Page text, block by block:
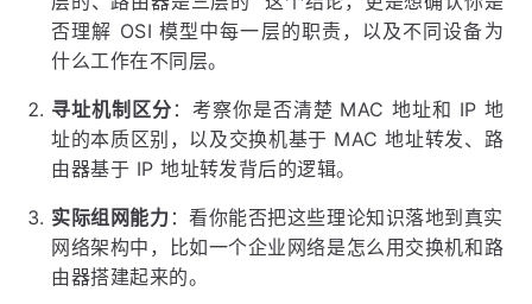
否理解 OSI 模型中每一层的职责，以及不同设备为
什么工作在不同层。
寻址机制区分 ：考察你是否清楚 MAC 地址和 IP 地
址的本质区别，以及交换机基于 MAC 地址转发、路
由器基于 IP 地址转发背后的逻辑。
实际组网能力 ：看你能否把这些理论知识落地到真实
网络架构中，比如一个企业网络是怎么用交换机和路
由器搭建起来的。